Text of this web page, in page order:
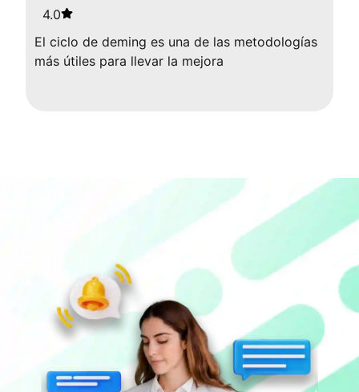
4.0
El ciclo de deming es una de las metodologías
más útiles para llevar la mejora